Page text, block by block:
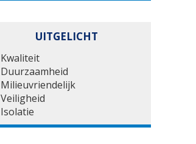
UITGELICHT
Kwaliteit
Duurzaamheid
Milieuvriendelijk
Veiligheid
Isolatie